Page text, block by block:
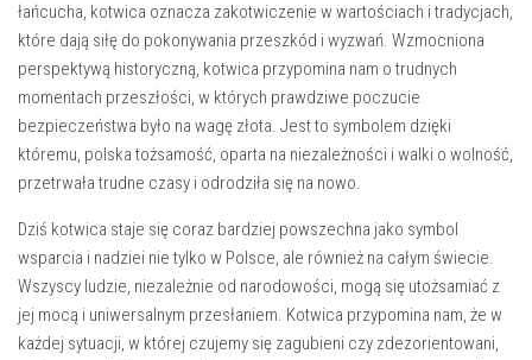
łańcucha, ‍kotwica oznacza zakotwiczenie w wartościach i tradycjach,⁤
które​ dają siłę do ⁢pokonywania przeszkód i wyzwań. ⁤Wzmocniona
perspektywą‌ historyczną,‌ kotwica przypomina nam⁣ o trudnych
momentach przeszłości, w których prawdziwe poczucie
bezpieczeństwa było na wagę złota. ⁤Jest ‍to ⁣symbolem ⁢dzięki
któremu, polska tożsamość, oparta na‍ niezależności ‌i walki⁣ o wolność,
⁤przetrwała trudne czasy⁣ i odrodziła​ się na nowo.
Dziś kotwica‍ staje się coraz bardziej powszechna jako symbol
⁣wsparcia i nadziei nie tylko w Polsce, ale również ‍na ‍całym świecie.
Wszyscy ludzie, niezależnie od narodowości, ‍mogą się utożsamiać z
jej mocą i⁤ uniwersalnym przesłaniem. ​Kotwica przypomina nam, że w
każdej sytuacji, ⁣w​ której czujemy się zagubieni czy zdezorientowani,